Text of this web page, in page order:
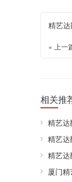
精艺
« 上一
相关推
精艺
精艺达
精艺
厦门